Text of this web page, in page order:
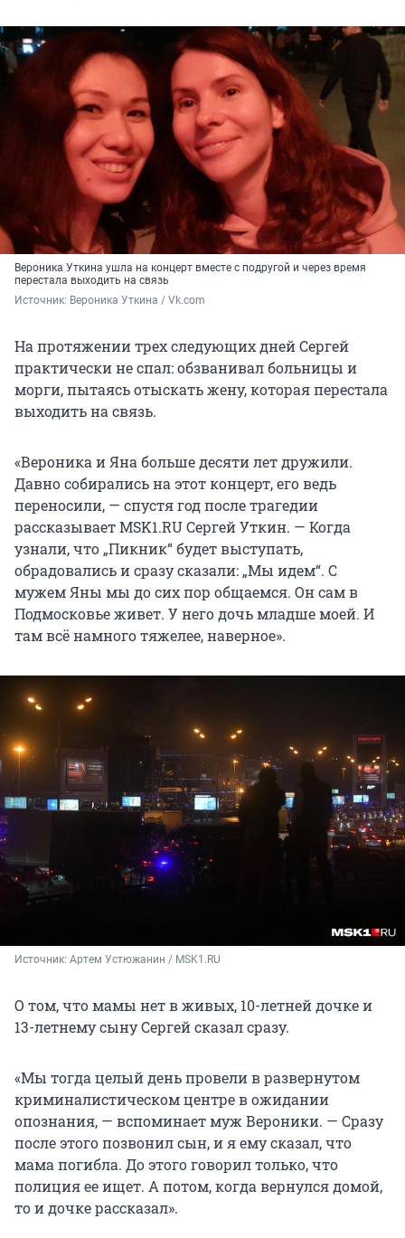
Вероника Уткина ушла на концерт вместе с подругой и через время
перестала выходить на связь
Источник: Вероника Уткина / Vk.com
На протяжении трех следующих дней Сергей
практически не спал: обзванивал больницы и
морги, пытаясь отыскать жену, которая перестала
выходить на связь.
«Вероника и Яна больше десяти лет дружили.
Давно собирались на этот концерт, его ведь
переносили, — спустя год после трагедии
рассказывает MSK1.RU Сергей Уткин. — Когда
узнали, что „Пикник“ будет выступать,
обрадовались и сразу сказали: „Мы идем“. С
мужем Яны мы до сих пор общаемся. Он сам в
Подмосковье живет. У него дочь младше моей. И
там всё намного тяжелее, наверное».
Источник: Артем Устюжанин / MSK1.RU
О том, что мамы нет в живых, 10-летней дочке и
13-летнему сыну Сергей сказал сразу.
«Мы тогда целый день провели в развернутом
криминалистическом центре в ожидании
опознания, — вспоминает муж Вероники. — Сразу
после этого позвонил сын, и я ему сказал, что
мама погибла. До этого говорил только, что
полиция ее ищет. А потом, когда вернулся домой,
то и дочке рассказал».